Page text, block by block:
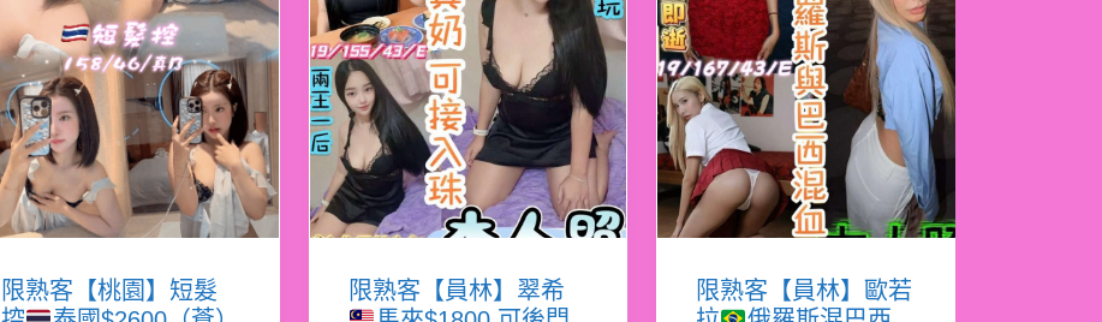
限熟客【桃園】短髮
限熟客【員林】翠希
限熟客【員林】歐若